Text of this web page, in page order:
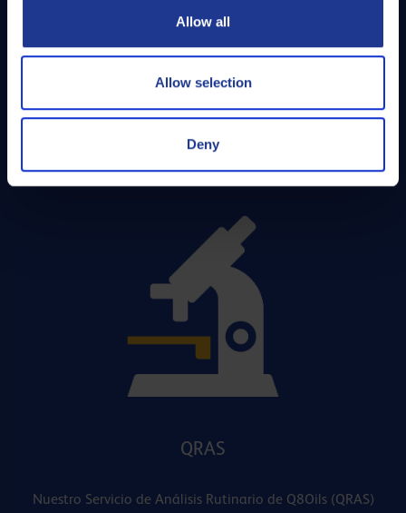
Allow all
Allow selection
Deny
entre otros, puede contactar con el servicio técnico de
Q8Oils, Palub.
QRAS
Nuestro Servicio de Análisis Rutinario de Q8Oils (QRAS)